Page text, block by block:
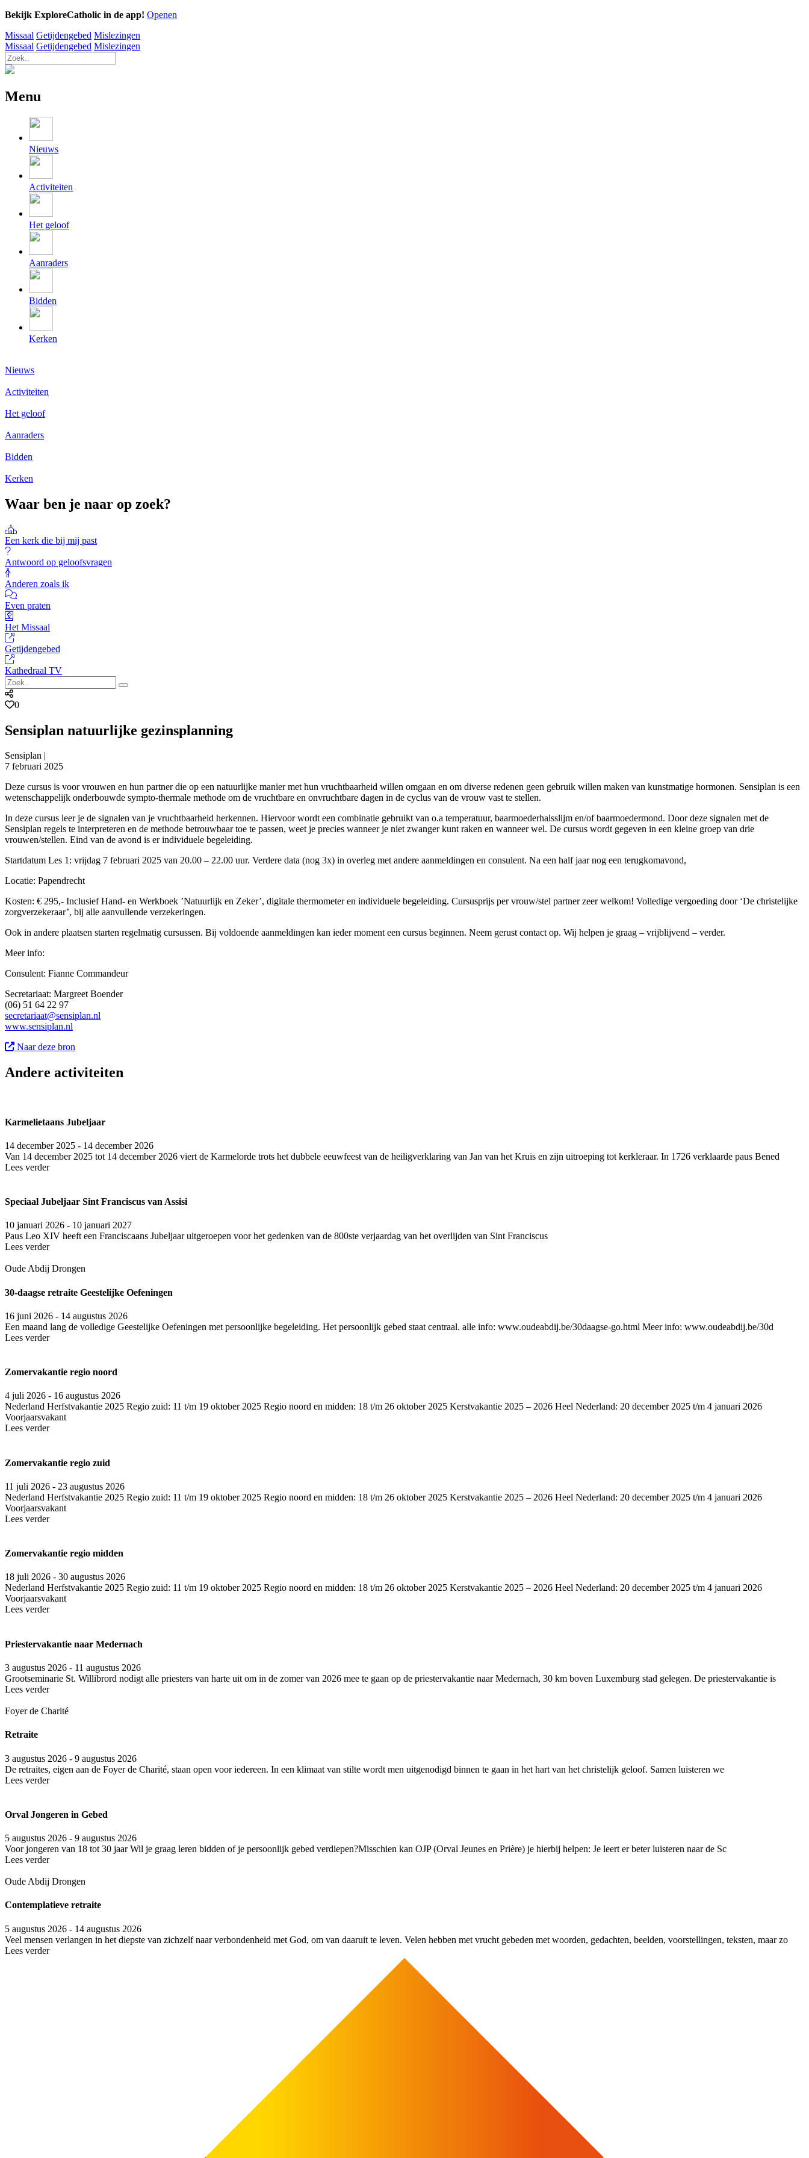
Bekijk ExploreCatholic in de app! Openen
Missaal Getijdengebed Mislezingen
Missaal Getijdengebed Mislezingen
Menu
Nieuws
Activiteiten
Het geloof
Aanraders
Bidden
Kerken
Nieuws
Activiteiten
Het geloof
Aanraders
Bidden
Kerken
Waar ben je naar op zoek?
Een kerk die bij mij past
Antwoord op geloofsvragen
Anderen zoals ik
Even praten
Het Missaal
Getijdengebed
Kathedraal TV
0
Sensiplan natuurlijke gezinsplanning
Sensiplan |
7 februari 2025
Deze cursus is voor vrouwen en hun partner die op een natuurlijke manier met hun vruchtbaarheid willen omgaan en om diverse redenen geen gebruik willen maken van kunstmatige hormonen. Sensiplan is een
wetenschappelijk onderbouwde sympto-thermale methode om de vruchtbare en onvruchtbare dagen in de cyclus van de vrouw vast te stellen.
In deze cursus leer je de signalen van je vruchtbaarheid herkennen. Hiervoor wordt een combinatie gebruikt van o.a temperatuur, baarmoederhalsslijm en/of baarmoedermond. Door deze signalen met de
Sensiplan regels te interpreteren en de methode betrouwbaar toe te passen, weet je precies wanneer je niet zwanger kunt raken en wanneer wel. De cursus wordt gegeven in een kleine groep van drie
vrouwen/stellen. Eind van de avond is er individuele begeleiding.
Startdatum Les 1: vrijdag 7 februari 2025 van 20.00 – 22.00 uur. Verdere data (nog 3x) in overleg met andere aanmeldingen en consulent. Na een half jaar nog een terugkomavond,
Locatie: Papendrecht
Kosten: € 295,- Inclusief Hand- en Werkboek ’Natuurlijk en Zeker’, digitale thermometer en individuele begeleiding. Cursusprijs per vrouw/stel partner zeer welkom! Volledige vergoeding door ‘De christelijke
zorgverzekeraar’, bij alle aanvullende verzekeringen.
Ook in andere plaatsen starten regelmatig cursussen. Bij voldoende aanmeldingen kan ieder moment een cursus beginnen. Neem gerust contact op. Wij helpen je graag – vrijblijvend – verder.
Meer info:
Consulent: Fianne Commandeur
Secretariaat: Margreet Boender
(06) 51 64 22 97
secretariaat@sensiplan.nl
www.sensiplan.nl
Naar deze bron
Andere activiteiten
Karmelietaans Jubeljaar
14 december 2025 - 14 december 2026
Van 14 december 2025 tot 14 december 2026 viert de Karmelorde trots het dubbele eeuwfeest van de heiligverklaring van Jan van het Kruis en zijn uitroeping tot kerkleraar. In 1726 verklaarde paus Bened
Lees verder
Speciaal Jubeljaar Sint Franciscus van Assisi
10 januari 2026 - 10 januari 2027
Paus Leo XIV heeft een Fran­cis­caans Jubel­jaar uit­ge­roe­pen voor het gedenken van de 800ste ver­jaar­dag van het over­lij­den van Sint Fran­cis­cus
Lees verder
Oude Abdij Drongen
30-daagse retraite Geestelijke Oefeningen
16 juni 2026 - 14 augustus 2026
Een maand lang de volledige Geestelijke Oefeningen met persoonlijke begeleiding. Het persoonlijk gebed staat centraal. alle info: www.oudeabdij.be/30daagse-go.html Meer info: www.oudeabdij.be/30d
Lees verder
Zomervakantie regio noord
4 juli 2026 - 16 augustus 2026
Nederland Herfstvakantie 2025 Regio zuid: 11 t/m 19 oktober 2025 Regio noord en midden: 18 t/m 26 oktober 2025 Kerstvakantie 2025 – 2026 Heel Nederland: 20 december 2025 t/m 4 januari 2026
Voorjaarsvakant
Lees verder
Zomervakantie regio zuid
11 juli 2026 - 23 augustus 2026
Nederland Herfstvakantie 2025 Regio zuid: 11 t/m 19 oktober 2025 Regio noord en midden: 18 t/m 26 oktober 2025 Kerstvakantie 2025 – 2026 Heel Nederland: 20 december 2025 t/m 4 januari 2026
Voorjaarsvakant
Lees verder
Zomervakantie regio midden
18 juli 2026 - 30 augustus 2026
Nederland Herfstvakantie 2025 Regio zuid: 11 t/m 19 oktober 2025 Regio noord en midden: 18 t/m 26 oktober 2025 Kerstvakantie 2025 – 2026 Heel Nederland: 20 december 2025 t/m 4 januari 2026
Voorjaarsvakant
Lees verder
Priestervakantie naar Medernach
3 augustus 2026 - 11 augustus 2026
Grootseminarie St. Willibrord nodigt alle priesters van harte uit om in de zomer van 2026 mee te gaan op de priestervakantie naar Medernach, 30 km boven Luxemburg stad gelegen. De priestervakantie is
Lees verder
Foyer de Charité
Retraite
3 augustus 2026 - 9 augustus 2026
De retraites, eigen aan de Foyer de Charité, staan open voor iedereen. In een klimaat van stilte wordt men uitgenodigd binnen te gaan in het hart van het christelijk geloof. Samen luisteren we
Lees verder
Orval Jongeren in Gebed
5 augustus 2026 - 9 augustus 2026
Voor jongeren van 18 tot 30 jaar Wil je graag leren bidden of je persoonlijk gebed verdiepen?Misschien kan OJP (Orval Jeunes en Prière) je hierbij helpen: Je leert er beter luisteren naar de Sc
Lees verder
Oude Abdij Drongen
Contemplatieve retraite
5 augustus 2026 - 14 augustus 2026
Veel mensen verlangen in het diepste van zichzelf naar verbondenheid met God, om van daaruit te leven. Velen hebben met vrucht gebeden met woorden, gedachten, beelden, voorstellingen, teksten, maar zo
Lees verder